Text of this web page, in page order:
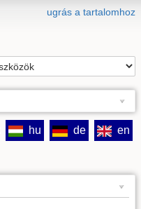
ugrás a tartalomhoz
hu de en